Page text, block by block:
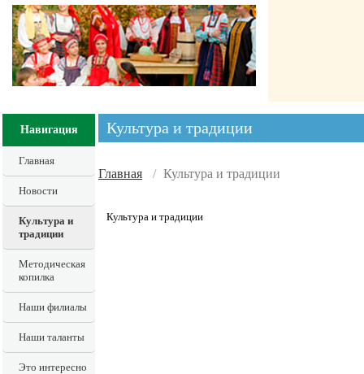
Навигация
Главная
Новости
Культура и
традиции
Методическая
копилка
Наши филиалы
Наши таланты
Это интересно
Культура и традиции
Главная / Культура и традиции
Культура и традиции